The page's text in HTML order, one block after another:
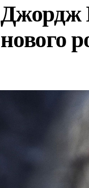
Джордж
нового